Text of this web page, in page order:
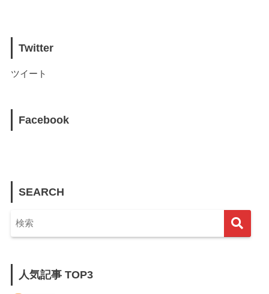
Twitter
ツイート
Facebook
SEARCH
人気記事 TOP3